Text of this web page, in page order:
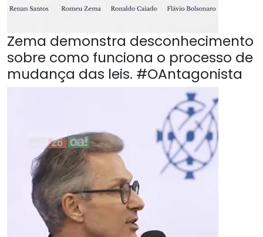
Zema demonstra desconhecimento
sobre como funciona o processo de
mudança das leis. #OAntagonista